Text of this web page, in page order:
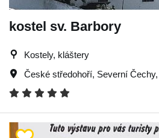
kostel sv. Barbory
Kostely, kláštery
České středohoří, Severní Čechy,